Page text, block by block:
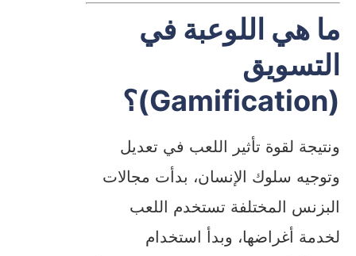
ما هي اللوعبة في
التسويق
(Gamification)؟
ونتيجة لقوة تأثير اللعب في تعديل
وتوجيه سلوك الإنسان، بدأت مجالات
البزنس المختلفة تستخدم اللعب
لخدمة أغراضها، وبدأ استخدام